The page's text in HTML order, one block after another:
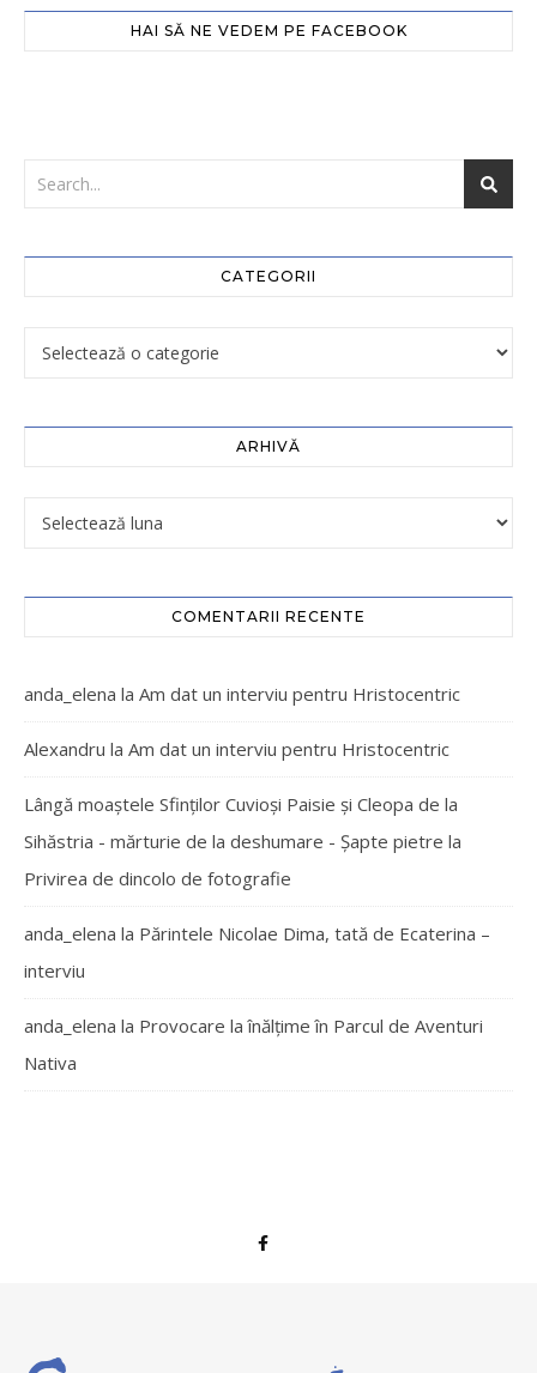
HAI SĂ NE VEDEM PE FACEBOOK
CATEGORII
ARHIVĂ
COMENTARII RECENTE
anda_elena la Am dat un interviu pentru Hristocentric
Alexandru la Am dat un interviu pentru Hristocentric
Lângă moaștele Sfinților Cuvioși Paisie și Cleopa de la
Sihăstria - mărturie de la deshumare - Şapte pietre la
Privirea de dincolo de fotografie
anda_elena la Părintele Nicolae Dima, tată de Ecaterina –
interviu
anda_elena la Provocare la înălțime în Parcul de Aventuri
Nativa